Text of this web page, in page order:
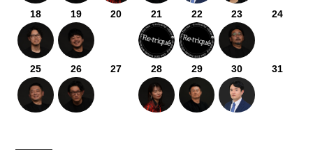
18 19 20 21 22 23 24
25 26 27 28 29 30 31